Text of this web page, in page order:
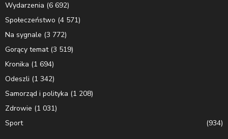
Wydarzenia (6 692)
Społeczeństwo (4 571)
Na sygnale (3 772)
Gorący temat(3 519)
Kronika (1 694)
Odeszli (1 342)
Samorząd i polityka (1 208)
Zdrowie (1 031)
Sport
(934)